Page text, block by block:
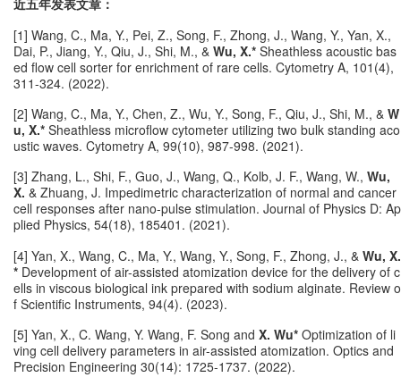
[1] Wang, C., Ma, Y., Pei, Z., Song, F., Zhong, J., Wang, Y., Yan, X.,
Dai, P., Jiang, Y., Qiu, J., Shi, M., & Wu, X.* Sheathless acoustic bas
ed flow cell sorter for enrichment of rare cells. Cytometry A, 101(4),
311-324. (2022).
[2] Wang, C., Ma, Y., Chen, Z., Wu, Y., Song, F., Qiu, J., Shi, M., & W
u, X.* Sheathless microflow cytometer utilizing two bulk standing aco
ustic waves. Cytometry A, 99(10), 987-998. (2021).
[3] Zhang, L., Shi, F., Guo, J., Wang, Q., Kolb, J. F., Wang, W., Wu,
X. & Zhuang, J. Impedimetric characterization of normal and cancer
cell responses after nano-pulse stimulation. Journal of Physics D: Ap
plied Physics, 54(18), 185401. (2021).
[4] Yan, X., Wang, C., Ma, Y., Wang, Y., Song, F., Zhong, J., & Wu, X.
* Development of air-assisted atomization device for the delivery of c
ells in viscous biological ink prepared with sodium alginate. Review o
f Scientific Instruments, 94(4). (2023).
[5] Yan, X., C. Wang, Y. Wang, F. Song and X. Wu* Optimization of li
ving cell delivery parameters in air-assisted atomization. Optics and
Precision Engineering 30(14): 1725-1737. (2022).